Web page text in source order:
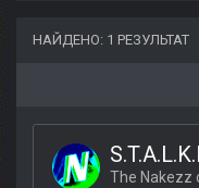
НАЙДЕНО: 1 РЕЗУЛЬТАТ
The Nakezz